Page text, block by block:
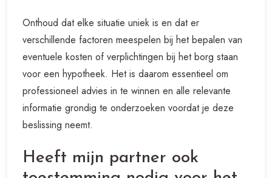
Onthoud dat elke situatie uniek is en dat er
verschillende factoren meespelen bij het bepalen van
eventuele kosten of verplichtingen bij het borg staan
voor een hypotheek. Het is daarom essentieel om
professioneel advies in te winnen en alle relevante
informatie grondig te onderzoeken voordat je deze
beslissing neemt.
Heeft mijn partner ook